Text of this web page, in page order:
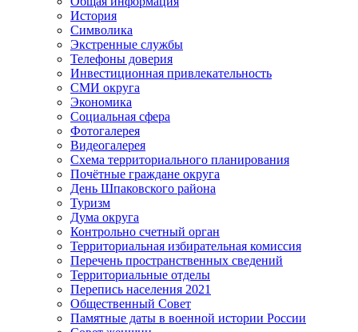
История
Символика
Экстренные службы
Телефоны доверия
Инвестиционная привлекательность
СМИ округа
Экономика
Социальная сфера
Фотогалерея
Видеогалерея
Схема территориального планирования
Почётные граждане округа
День Шпаковского района
Туризм
Дума округа
Контрольно счетный орган
Территориальная избирательная комиссия
Перечень пространственных сведений
Территориальные отделы
Перепись населения 2021
Общественный Совет
Памятные даты в военной истории России